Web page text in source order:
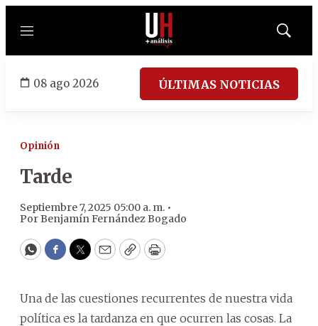
Menú
Mostrar
08 ago 2026 ÚLTIMAS NOTICIAS
Opinión
Tarde
Septiembre 7, 2025 05:00 a. m. •
PorBenjamín Fernández Bogado
WhatsApp
Facebook
Twitter
EmailCopyPrint
Una de las cuestiones recurrentes de nuestra vida
política es la tardanza en que ocurren las cosas. La